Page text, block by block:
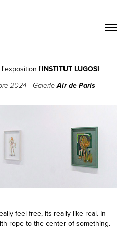
l'INSTITUT LUGOSI
2024 - GalerieAir de Paris
feel free, its really like real. In
rope to the center of something.